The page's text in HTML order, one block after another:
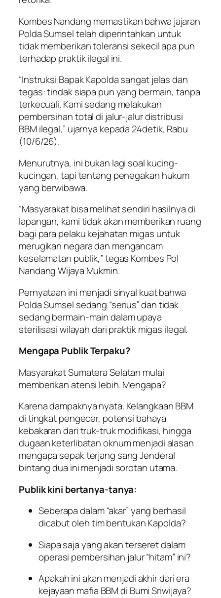
Kombes Nandang memastikan bahwa jajaran
Polda Sumsel telah diperintahkan untuk
tidak memberikan toleransi sekecil apa pun
terhadap praktik ilegal ini.
“Instruksi Bapak Kapolda sangat jelas dan
tegas: tindak siapa pun yang bermain, tanpa
terkecuali. Kami sedang melakukan
pembersihan total di jalur-jalur distribusi
BBM ilegal,” ujarnya kepada 24detik, Rabu
(10/6/26).
Menurutnya, ini bukan lagi soal kucing-
kucingan, tapi tentang penegakan hukum
yang berwibawa.
“Masyarakat bisa melihat sendiri hasilnya di
lapangan, kami tidak akan memberikan ruang
bagi para pelaku kejahatan migas untuk
merugikan negara dan mengancam
keselamatan publik,” tegas Kombes Pol
Nandang Wijaya Mukmin.
Pernyataan ini menjadi sinyal kuat bahwa
Polda Sumsel sedang “serius” dan tidak
sedang bermain-main dalam upaya
sterilisasi wilayah dari praktik migas ilegal.
Mengapa Publik Terpaku?
Masyarakat Sumatera Selatan mulai
memberikan atensi lebih. Mengapa?
Karena dampaknya nyata. Kelangkaan BBM
di tingkat pengecer, potensi bahaya
kebakaran dari truk-truk modifikasi, hingga
dugaan keterlibatan oknum menjadi alasan
mengapa sepak terjang sang Jenderal
bintang dua ini menjadi sorotan utama.
Publik kini bertanya-tanya:
Seberapa dalam “akar” yang berhasil
dicabut oleh tim bentukan Kapolda?
Siapa saja yang akan terseret dalam
operasi pembersihan jalur “hitam” ini?
Apakah ini akan menjadi akhir dari era
kejayaan mafia BBM di Bumi Sriwijaya?